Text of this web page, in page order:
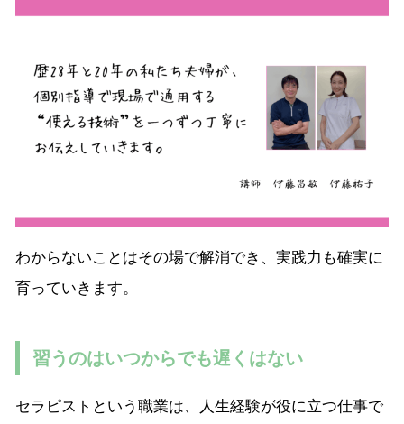
わからないことはその場で解消でき、実践力も確実に
育っていきます。
習うのはいつからでも遅くはない
セラピストという職業は、人生経験が役に立つ仕事で